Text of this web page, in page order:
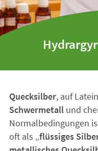
Quecksilber, auf
Schwermetallund
Normalbedingungen
oft als „flüssiges